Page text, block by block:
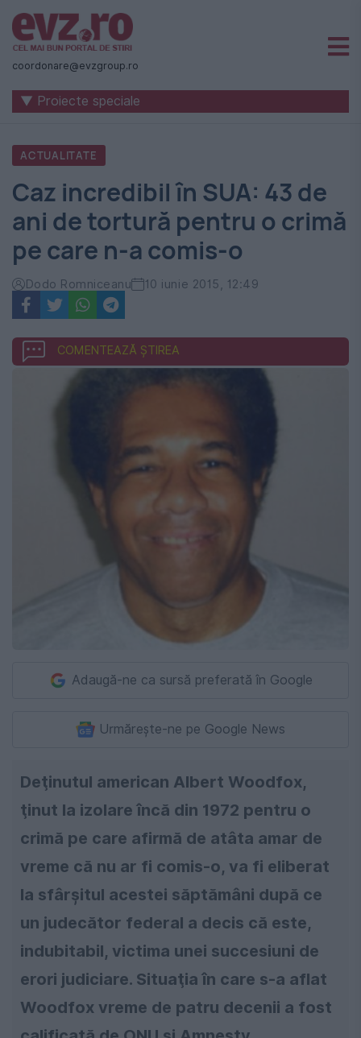
Știri
naționale
internaționale
România
-
Evenimentul
Zilei
coordonare@evzgroup.ro
▼ Proiecte speciale
ACTUALITATE
Caz incredibil în SUA: 43 de
ani de tortură pentru o crimă
pe care n-a comis-o
Dodo Romniceanu 10 iunie 2015, 12:49
COMENTEAZĂ ȘTIREA
Adaugă-ne ca sursă preferată în Google
Urmărește-ne pe Google News
Deţinutul american Albert Woodfox,
ţinut la izolare încă din 1972 pentru o
crimă pe care afirmă de atâta amar de
vreme că nu ar fi comis-o, va fi eliberat
la sfârşitul acestei săptămâni după ce
un judecător federal a decis că este,
indubitabil, victima unei succesiuni de
erori judiciare. Situaţia în care s-a aflat
Woodfox vreme de patru decenii a fost